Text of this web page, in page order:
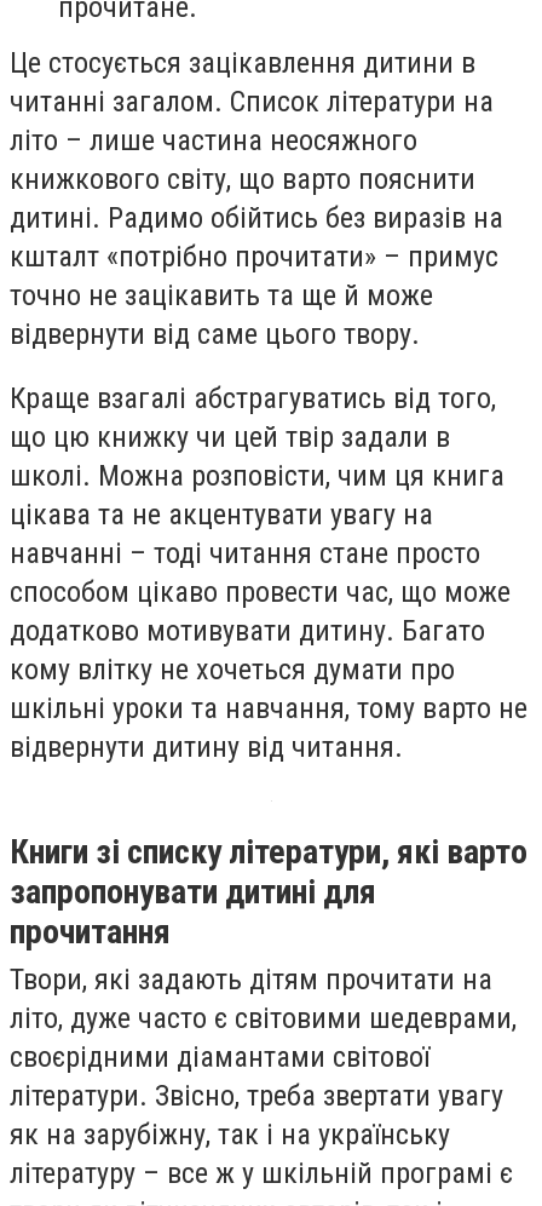
прочитане.
Це стосується зацікавлення дитини в
читанні загалом. Список літератури на
літо – лише частина неосяжного
книжкового світу, що варто пояснити
дитині. Радимо обійтись без виразів на
кшталт «потрібно прочитати» – примус
точно не зацікавить та ще й може
відвернути від саме цього твору.
Краще взагалі абстрагуватись від того,
що цю книжку чи цей твір задали в
школі. Можна розповісти, чим ця книга
цікава та не акцентувати увагу на
навчанні – тоді читання стане просто
способом цікаво провести час, що може
додатково мотивувати дитину. Багато
кому влітку не хочеться думати про
шкільні уроки та навчання, тому варто не
відвернути дитину від читання.
Книги зі списку літератури, які варто
запропонувати дитині для
прочитання
Твори, які задають дітям прочитати на
літо, дуже часто є світовими шедеврами,
своєрідними діамантами світової
літератури. Звісно, треба звертати увагу
як на зарубіжну, так і на українську
літературу – все ж у шкільній програмі є